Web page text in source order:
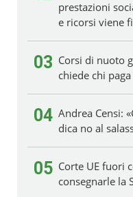
prestazioni
e ricorsi viene
03 Corsi di nuoto
chiede chi
04 Andrea Censi:
dica no al
05 Corte UE fuori
consegnarle la